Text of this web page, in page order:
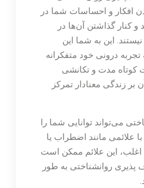
افکار و احساسات شما در
کنار گذاشتن آن‌ها در
این به شما این
درونی خود متفکرانه
کوتاه مدت و تکانشی
بر زندگی معنادار تمرکز
می‌تواند توانایی شما را
علائمی مانند اضطراب یا
این علائم ممکن است
پذیری روانشناختی به طور